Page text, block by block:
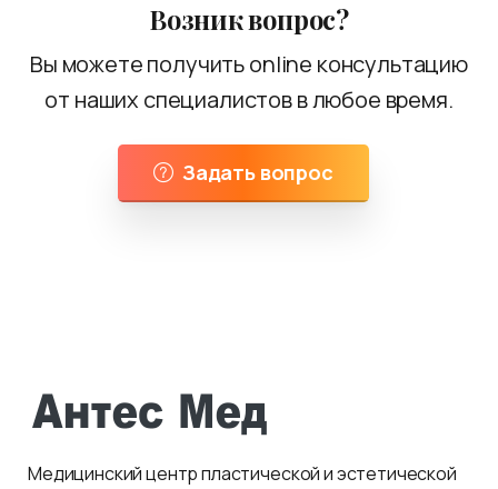
Возник вопрос?
Вы можете получить online консультацию
от наших специалистов в любое время.
Задать вопрос
Медицинский центр пластической и эстетической